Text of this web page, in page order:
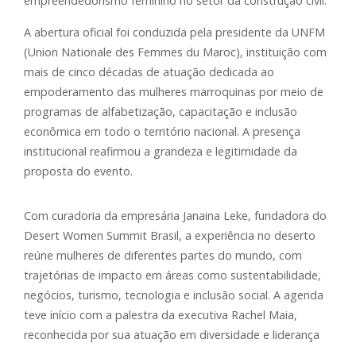
A abertura oficial foi conduzida pela presidente da UNFM
(Union Nationale des Femmes du Maroc), instituição com
mais de cinco décadas de atuação dedicada ao
empoderamento das mulheres marroquinas por meio de
programas de alfabetização, capacitação e inclusão
econômica em todo o território nacional. A presença
institucional reafirmou a grandeza e legitimidade da
proposta do evento.
Com curadoria da empresária Janaina Leke, fundadora do
Desert Women Summit Brasil, a experiência no deserto
reúne mulheres de diferentes partes do mundo, com
trajetórias de impacto em áreas como sustentabilidade,
negócios, turismo, tecnologia e inclusão social. A agenda
teve início com a palestra da executiva Rachel Maia,
reconhecida por sua atuação em diversidade e liderança